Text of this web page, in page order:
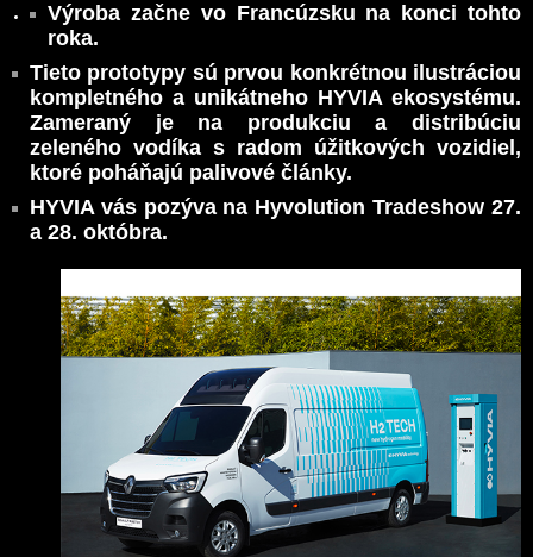
Výroba začne vo Francúzsku na konci tohto
roka.
Tieto prototypy sú prvou konkrétnou ilustráciou
kompletného a unikátneho HYVIA ekosystému.
Zameraný je na produkciu a distribúciu
zeleného vodíka s radom úžitkových vozidiel,
ktoré poháňajú palivové články.
HYVIA vás pozýva na Hyvolution Tradeshow 27.
a 28. októbra.